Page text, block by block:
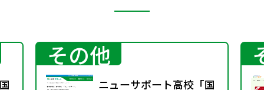
その他
ニューサポート高校「国